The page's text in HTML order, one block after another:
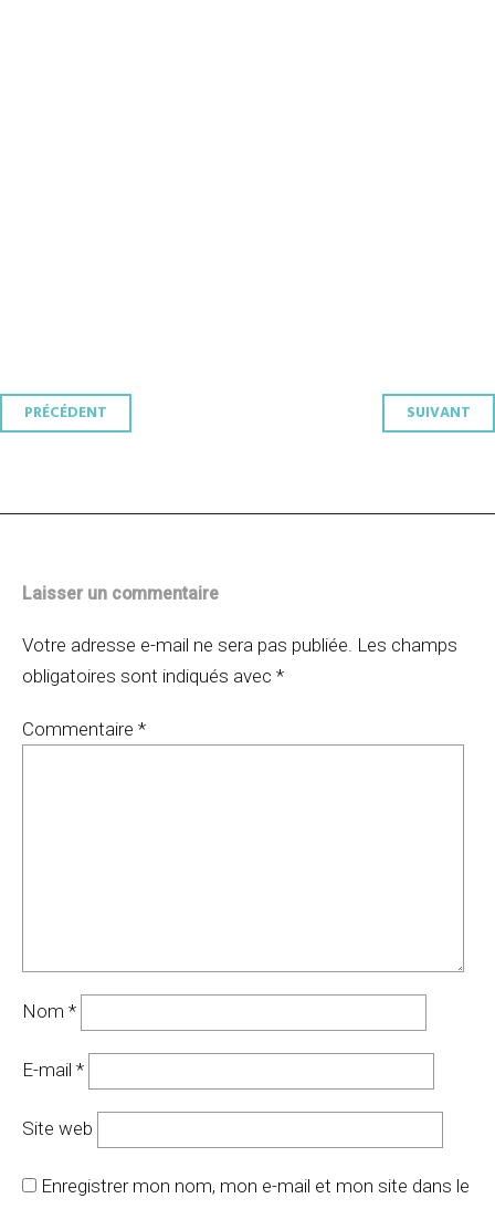
Navigation
PRÉCÉDENT SUIVANT
Laisser un commentaire
Votre adresse e-mail ne sera pas publiée. Les champs
obligatoires sont indiqués avec *
Commentaire *
Nom *
E-mail *
Site web
Enregistrer mon nom, mon e-mail et mon site dans le